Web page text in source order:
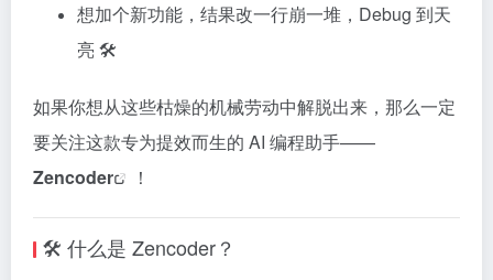
想加个新功能，结果改一行崩一堆，Debug 到天
亮 🛠️
如果你想从这些枯燥的机械劳动中解脱出来，那么一定
要关注这款专为提效而生的 AI 编程助手——
Zencoder
！
🛠️ 什么是 Zencoder？